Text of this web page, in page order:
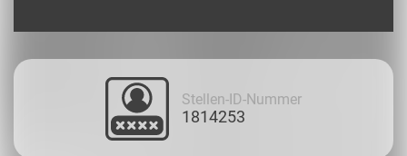
Stellen-ID-Nummer
1814253